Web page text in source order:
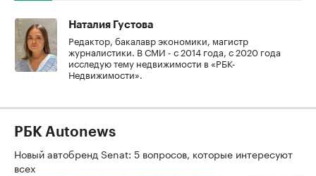
Наталия Густова
Редактор, бакалавр экономики, магистр
журналистики. В СМИ - с 2014 года, с 2020 года
исследую тему недвижимости в «РБК-
Недвижимости».
РБК Autonews
Новый автобренд Senat: 5 вопросов, которые интересуют
всех